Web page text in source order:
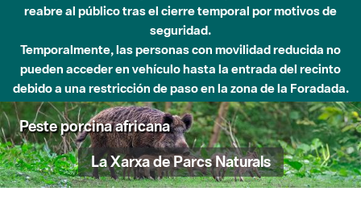
reabre al público tras el cierre temporal por motivos de
seguridad.
Temporalmente, las personas con movilidad reducida no
pueden acceder en vehículo hasta la entrada del recinto
debido a una restricción de paso en la zona de la Foradada.
Peste porcina africana
La Xarxa de Parcs Naturals